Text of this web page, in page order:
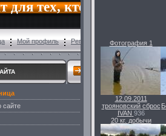
Фотография 1
12.09.2011
трояновский сброс
IVAN 936
20 кг. добычи